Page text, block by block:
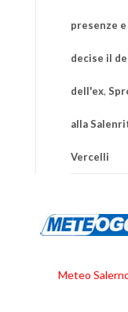
presenze
decise il
dell'ex,
alla
Vercelli
Meteo